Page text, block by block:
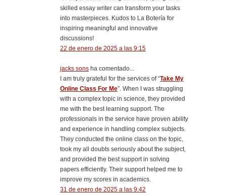
skilled essay writer can transform your tasks
into masterpieces. Kudos to La Botería for
inspiring meaningful and innovative
discussions!
22 de enero de 2025 a las 9:15
jacks sons ha comentado...
I am truly grateful for the services of “Take My
Online Class For Me”. When I was struggling
with a complex topic in science, they provided
me with the best learning support. The
professionals in the service have proven ability
and experience in handling complex subjects.
They conducted the online class on the topic,
took my all doubts seriously about the subject,
and provided the best support in solving
papers efficiently. Their support helped me to
improve my scores in academics.
31 de enero de 2025 a las 9:42